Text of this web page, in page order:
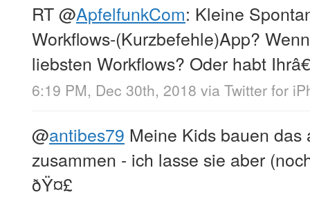
RT@ApfelfunkCom: Kleine
Workflows-(Kurzbefehle)App?
liebsten Workflows? Oder habt
6:19 PM, Dec 30th, 2018 via Twitter for
@antibes79 Meine Kids bauen das
zusammen - ich lasse sie aber
ðŸ¤£